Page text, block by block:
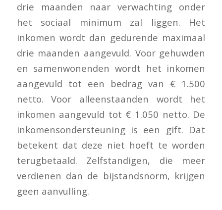
drie maanden naar verwachting onder
het sociaal minimum zal liggen. Het
inkomen wordt dan gedurende maximaal
drie maanden aangevuld. Voor gehuwden
en samenwonenden wordt het inkomen
aangevuld tot een bedrag van € 1.500
netto. Voor alleenstaanden wordt het
inkomen aangevuld tot € 1.050 netto. De
inkomensondersteuning is een gift. Dat
betekent dat deze niet hoeft te worden
terugbetaald. Zelfstandigen, die meer
verdienen dan de bijstandsnorm, krijgen
geen aanvulling.